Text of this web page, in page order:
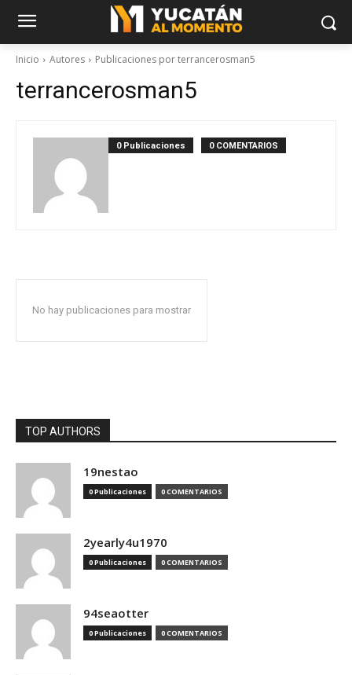
Inicio Autores Publicaciones por terrancerosman5
terrancerosman5
0 Publicaciones 0 COMENTARIOS
No hay publicaciones para mostrar
TOP AUTHORS
19nestao
0 Publicaciones 0 COMENTARIOS
2yearly4u1970
0 Publicaciones 0 COMENTARIOS
94seaotter
0 Publicaciones 0 COMENTARIOS